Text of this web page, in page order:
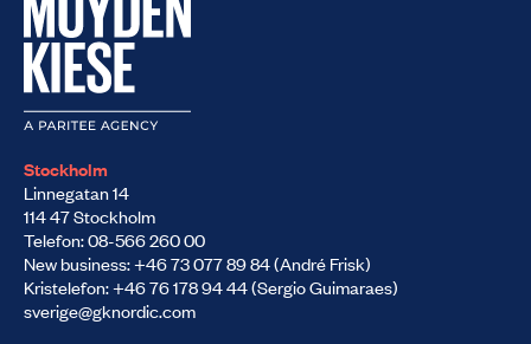
Stockholm
Linnegatan 14
114 47 Stockholm
Telefon: 08-566 260 00
New business: +46 73 077 89 84 (André Frisk)
Kristelefon: +46 76 178 94 44 (Sergio Guimaraes)
sverige@gknordic.com